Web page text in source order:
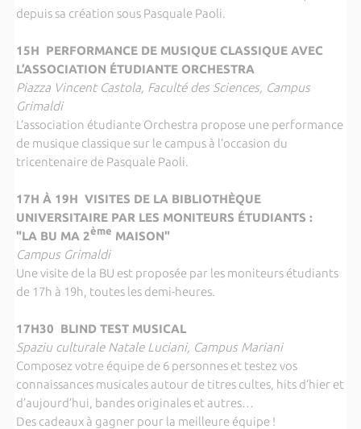
depuis sa création sous Pasquale Paoli.
15H PERFORMANCE DE MUSIQUE CLASSIQUE AVEC
L’ASSOCIATION ÉTUDIANTE ORCHESTRA
Piazza Vincent Castola, Faculté des Sciences, Campus
Grimaldi
L’association étudiante Orchestra propose une performance
de musique classique sur le campus à l’occasion du
tricentenaire de Pasquale Paoli.
17H À 19H VISITES DE LA BIBLIOTHÈQUE
UNIVERSITAIRE PAR LES MONITEURS ÉTUDIANTS :
"LA BU MA 2ème MAISON"
Campus Grimaldi
Une visite de la BU est proposée par les moniteurs étudiants
de 17h à 19h, toutes les demi-heures.
17H30 BLIND TEST MUSICAL
Spaziu culturale Natale Luciani, Campus Mariani
Composez votre équipe de 6 personnes et testez vos
connaissances musicales autour de titres cultes, hits d’hier et
d’aujourd’hui, bandes originales et autres…
Des cadeaux à gagner pour la meilleure équipe !